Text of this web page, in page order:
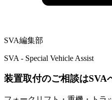
SVA編集部
SVA - Special Vehicle Assist
装置取付のご相談はSVA